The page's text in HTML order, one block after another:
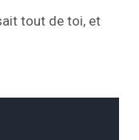
tout de toi, et